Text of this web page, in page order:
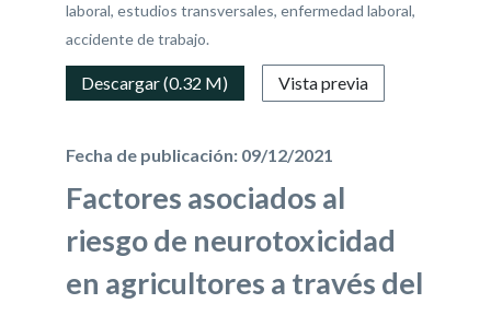
laboral, estudios transversales, enfermedad laboral,
accidente de trabajo.
Descargar (0.32 M) Vista previa
Fecha de publicación: 09/12/2021
Factores asociados al
riesgo de neurotoxicidad
en agricultores a través del